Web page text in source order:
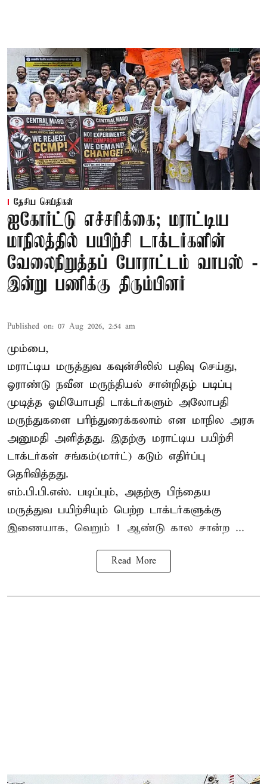
தேசிய செய்திகள்
ஐகோர்ட்டு எச்சரிக்கை; மராட்டிய
மாநிலத்தில் பயிற்சி டாக்டர்களின்
வேலைநிறுத்தப் போராட்டம் வாபஸ் -
இன்று பணிக்கு திரும்பினர்
Published on: 07 Aug 2026, 2:54 am
மும்பை,
மராட்டிய மருத்துவ கவுன்சிலில் பதிவு செய்து,
ஓராண்டு நவீன மருந்தியல் சான்றிதழ் படிப்பு
முடித்த ஓமியோபதி டாக்டர்களும் அலோபதி
மருந்துகளை பரிந்துரைக்கலாம் என மாநில அரசு
அனுமதி அளித்தது. இதற்கு மராட்டிய பயிற்சி
டாக்டர்கள் சங்கம்(மார்ட்) கடும் எதிர்ப்பு
தெரிவித்தது.
எம்.பி.பி.எஸ். படிப்பும், அதற்கு பிந்தைய
மருத்துவ பயிற்சியும் பெற்ற டாக்டர்களுக்கு
இணையாக, வெறும் 1 ஆண்டு கால சான்ற ...
Read More